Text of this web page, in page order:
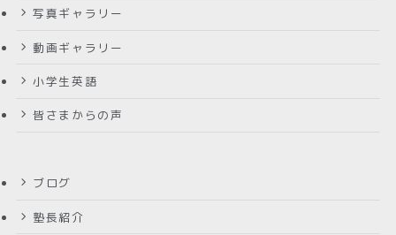
写真ギャラリー
動画ギャラリー
小学生英語
皆さまからの声
ブログ
塾長紹介